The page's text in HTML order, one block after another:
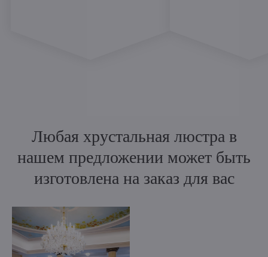
Любая хрустальная люстра в
нашем предложении может быть
изготовлена на заказ для вас